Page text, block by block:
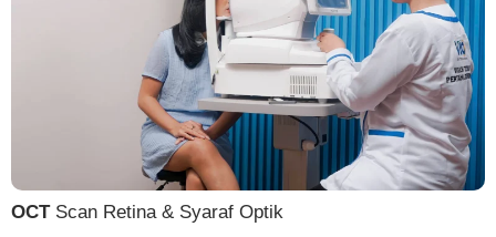
OCTScan Retina & Syaraf Optik